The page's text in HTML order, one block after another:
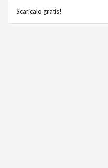
Scaricalo gratis!